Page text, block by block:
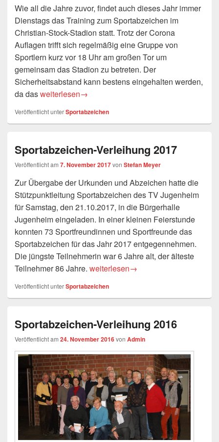
Wie all die Jahre zuvor, findet auch dieses Jahr immer
Dienstags das Training zum Sportabzeichen im
Christian-Stock-Stadion statt. Trotz der Corona
Auflagen trifft sich regelmäßig eine Gruppe von
Sportlern kurz vor 18 Uhr am großen Tor um
gemeinsam das Stadion zu betreten. Der
Sicherheitsabstand kann bestens eingehalten werden,
da dasMit etwas Ehrgeiz und Spaß an der Bewegung
weiterlesen→
Veröffentlicht unterSportabzeichen
Sportabzeichen-Verleihung 2017
Veröffentlicht am 7. November 2017von Stefan Meyer
Zur Übergabe der Urkunden und Abzeichen hatte die
Stützpunktleitung Sportabzeichen des TV Jugenheim
für Samstag, den 21.10.2017, in die Bürgerhalle
Jugenheim eingeladen. In einer kleinen Feierstunde
konnten 73 Sportfreundinnen und Sportfreunde das
Sportabzeichen für das Jahr 2017 entgegennehmen.
Die jüngste Teilnehmerin war 6 Jahre alt, der älteste
Teilnehmer 86 Jahre. Sportabzeichen-Verleihung 2017
weiterlesen→
Veröffentlicht unterSportabzeichen
Sportabzeichen-Verleihung 2016
Veröffentlicht am 24. November 2016von Admin